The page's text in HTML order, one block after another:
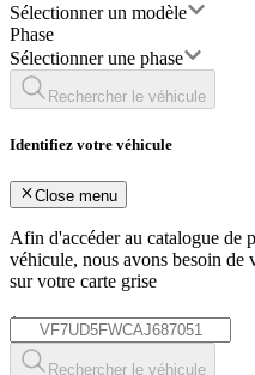
Sélectionner un modèle
Phase
Sélectionner une phase
Rechercher le véhicule
Identifiez votre véhicule
Close menu
Afin d'accéder au catalogue de
véhicule, nous avons besoin de
sur votre carte grise
*
Rechercher le véhicule